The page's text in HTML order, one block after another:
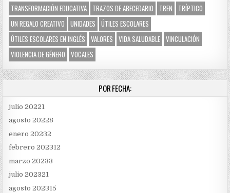
TRANSFORMACIÓN EDUCATIVA TRAZOS DE ABECEDARIO TREN
TRÍPTICO
UN REGALO CREATIVO
UNIDADES
ÚTILES ESCOLARES
ÚTILES ESCOLARES EN INGLÉS
VALORES VIDA SALUDABLE VINCULACIÓN
VIOLENCIA DE GÉNERO
VOCALES
POR FECHA:
julio 20221
agosto 20228
enero 20232
febrero 202312
marzo 20233
julio 202321
agosto 202315